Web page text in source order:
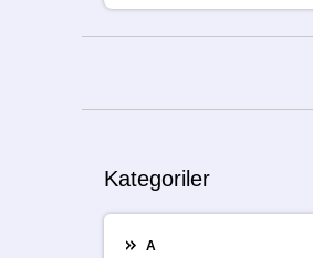
Kategoriler
A